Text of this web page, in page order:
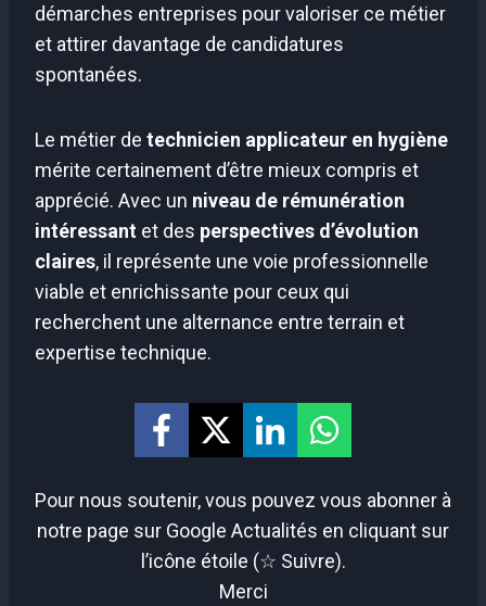
démarches entreprises pour valoriser ce métier
et attirer davantage de candidatures
spontanées.
Le métier de technicien applicateur en hygiène
mérite certainement d’être mieux compris et
apprécié. Avec un niveau de rémunération
intéressant et des perspectives d’évolution
claires, il représente une voie professionnelle
viable et enrichissante pour ceux qui
recherchent une alternance entre terrain et
expertise technique.
Pour nous soutenir, vous pouvez vous abonner à
notre page sur Google Actualités en cliquant sur
l’icône étoile (☆ Suivre).
Merci